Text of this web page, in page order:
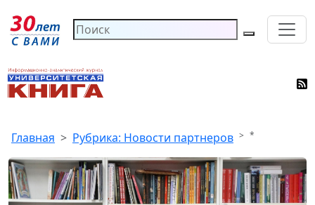
Главная Рубрика: Новости партнеров *